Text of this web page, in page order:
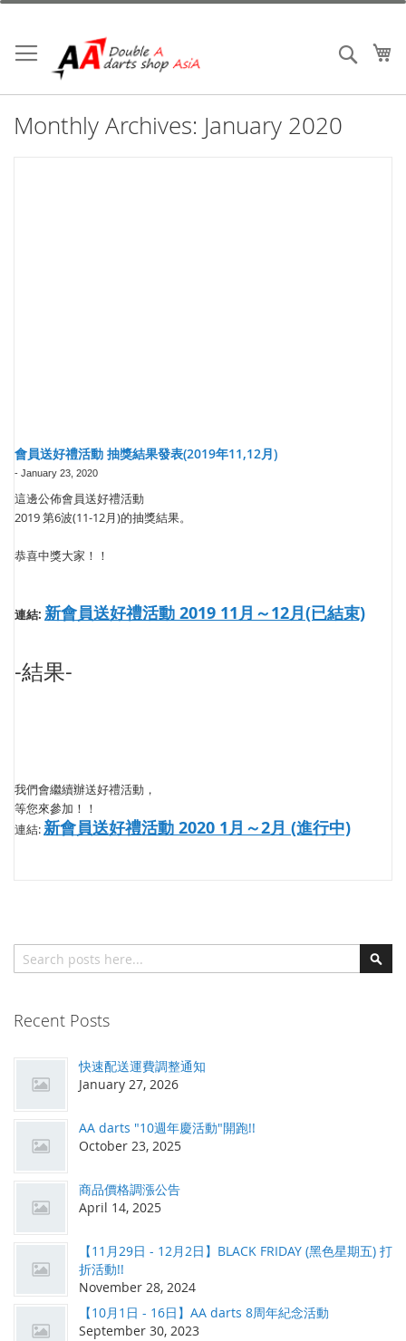
跳
內
容
搜索
Monthly Archives: January 2020
會員送好禮活動 抽獎結果發表(2019年11,12月)
- January 23, 2020
這邊公佈會員送好禮活動
2019 第6波(11-12月)的抽獎結果。
恭喜中獎大家！！
連結: 新會員送好禮活動 2019 11月～12月(已結束)
-結果-
我們會繼續辦送好禮活動，
等您來參加！！
連結:新會員送好禮活動 2020 1月～2月 (進行中)
搜索
Recent Posts
快速配送運費調整通知
January 27, 2026
AA darts "10週年慶活動"開跑!!
October 23, 2025
商品價格調漲公告
April 14, 2025
【11月29日 - 12月2日】BLACK FRIDAY (黑色星期五) 打
折活動!!
November 28, 2024
【10月1日 - 16日】AA darts 8周年紀念活動
September 30, 2023